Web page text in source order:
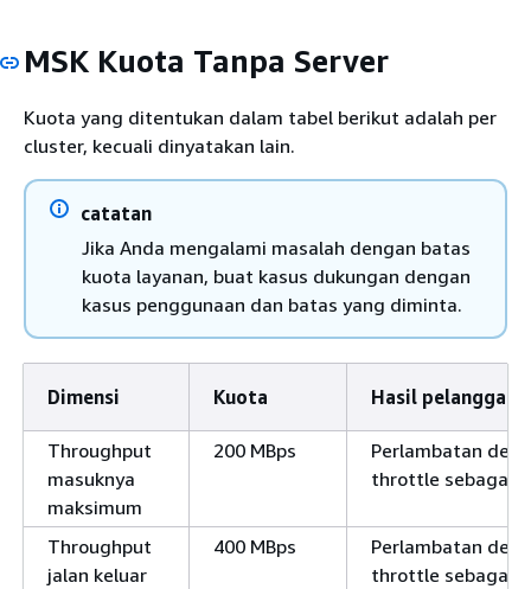
MSK Kuota Tanpa Server
Kuota yang ditentukan dalam tabel berikut adalah per
cluster, kecuali dinyatakan lain.
catatan
Jika Anda mengalami masalah dengan batas
kuota layanan, buat kasus dukungan dengan
kasus penggunaan dan batas yang diminta.
Dimensi Kuota Hasil
Throughput
masuknya
maksimum
200 MBps
Perlambatan
throttle sebagai
Throughput
jalan keluar
400 MBps
Perlambatan
throttle sebagai